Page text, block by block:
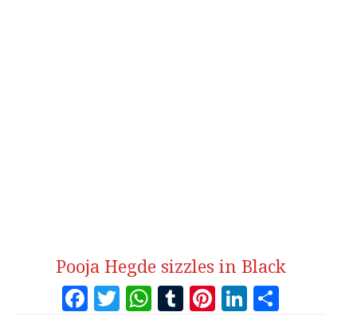
Pooja Hegde sizzles in Black
Facebook
Twitter
WhatsApp
Tumblr
Pinterest